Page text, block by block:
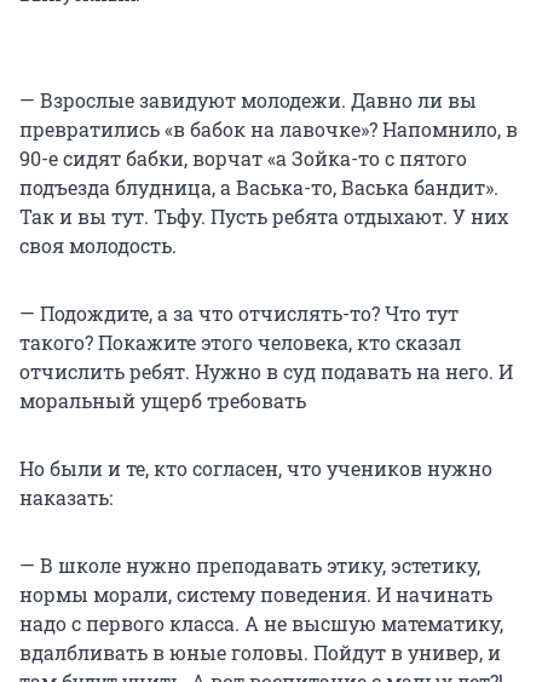
— Взрослые завидуют молодежи. Давно ли вы
превратились «в бабок на лавочке»? Напомнило, в
90-е сидят бабки, ворчат «а Зойка-то с пятого
подъезда блудница, а Васька-то, Васька бандит».
Так и вы тут. Тьфу. Пусть ребята отдыхают. У них
своя молодость.
— Подождите, а за что отчислять-то? Что тут
такого? Покажите этого человека, кто сказал
отчислить ребят. Нужно в суд подавать на него. И
моральный ущерб требовать
Но были и те, кто согласен, что учеников нужно
наказать:
— В школе нужно преподавать этику, эстетику,
нормы морали, систему поведения. И начинать
надо с первого класса. А не высшую математику,
вдалбливать в юные головы. Пойдут в универ, и